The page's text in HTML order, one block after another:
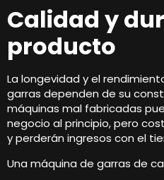
Calidad y
producto
La longevidad y el
garras dependen de su
máquinas mal fabricadas
negocio al principio, pero
y perderán ingresos con el
Una máquina de garras de